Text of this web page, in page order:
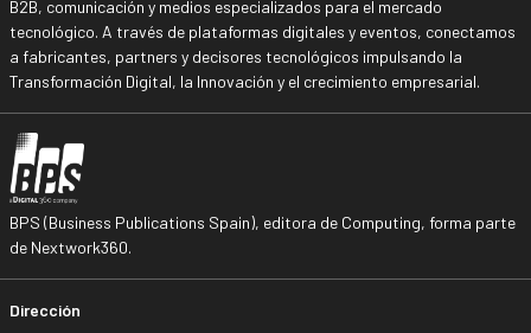
B2B, comunicación y medios especializados para el mercado
tecnológico. A través de plataformas digitales y eventos, conectamos
a fabricantes, partners y decisores tecnológicos impulsando la
Transformación Digital, la Innovación y el crecimiento empresarial.
BPS (Business Publications Spain), editora de Computing, forma parte
de Nextwork360.
Dirección